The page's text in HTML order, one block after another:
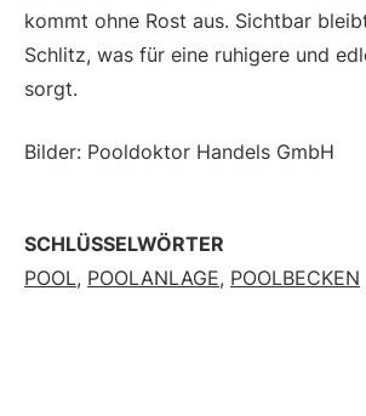
kommt ohne Rost aus. Sichtbar
Schlitz, was für eine ruhigere und
sorgt.
Bilder: Pooldoktor Handels GmbH
SCHLÜSSELWÖRTER
POOL, POOLANLAGE, POOLBECKEN